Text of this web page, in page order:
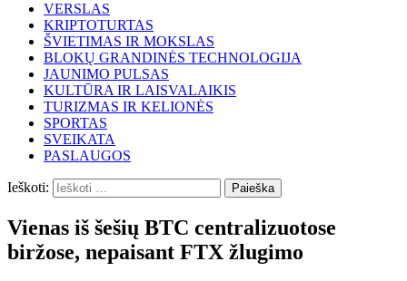
VERSLAS
KRIPTOTURTAS
ŠVIETIMAS IR MOKSLAS
BLOKŲ GRANDINĖS TECHNOLOGIJA
JAUNIMO PULSAS
KULTŪRA IR LAISVALAIKIS
TURIZMAS IR KELIONĖS
SPORTAS
SVEIKATA
PASLAUGOS
Ieškoti:
Vienas iš šešių BTC centralizuotose
biržose, nepaisant FTX žlugimo